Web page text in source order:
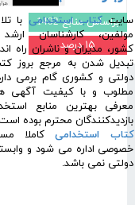
براساس منابع 1402
۱۵ درصد
​سایتکتاب استخدامی با
مولفین، کارشناسان
کشور، مدیران و ناشران
تبدیل شدن به مرجع بروز
دولتی و کشوری گام برمی
مطلوب و با کیفیت آگهی
معرفی بهترین منابع
بازدیدکنندگان محترم بوده
کتاب استخدامیکاملا
خصوصی اداره می شود و
دولتی نمی باشد.